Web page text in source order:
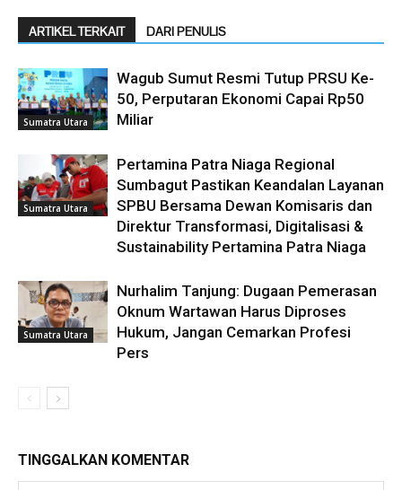
ARTIKEL TERKAIT DARI PENULIS
Sumatra Utara
Wagub Sumut Resmi Tutup PRSU Ke-
50, Perputaran Ekonomi Capai Rp50
Miliar
Sumatra Utara
Pertamina Patra Niaga Regional
Sumbagut Pastikan Keandalan Layanan
SPBU Bersama Dewan Komisaris dan
Direktur Transformasi, Digitalisasi &
Sustainability Pertamina Patra Niaga
Sumatra Utara
Nurhalim Tanjung: Dugaan Pemerasan
Oknum Wartawan Harus Diproses
Hukum, Jangan Cemarkan Profesi
Pers
TINGGALKAN KOMENTAR